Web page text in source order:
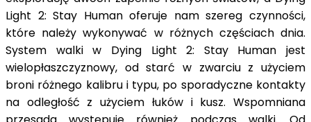
Light 2: Stay Human oferuje nam szereg czynności,
które należy wykonywać w różnych częściach dnia.
System walki w Dying Light 2: Stay Human jest
wielopłaszczyznowy, od starć w zwarciu z użyciem
broni różnego kalibru i typu, po sporadyczne kontakty
na odległość z użyciem łuków i kusz. Wspomniana